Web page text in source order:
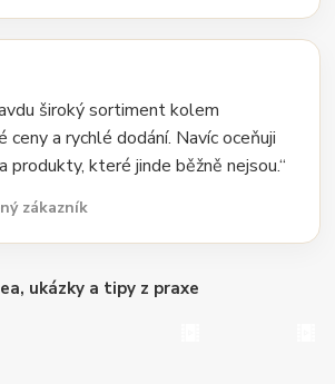
široký sortiment kolem
ceny a rychlé dodání. Navíc oceňuji
produkty, které jinde běžně nejsou.“
zákazník
ukázky a tipy z praxe